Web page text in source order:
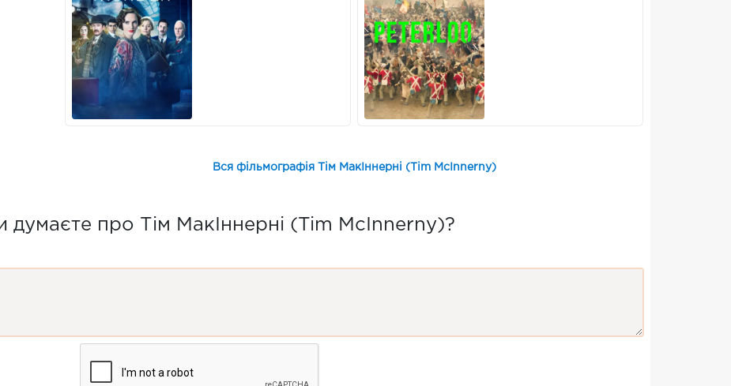
Вся фільмографія Тім МакІннерні (Tim McInnerny)
думаєте про Тім МакІннерні (Tim McInnerny)?